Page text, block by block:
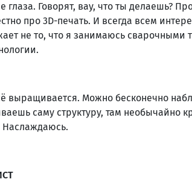
Говорят, вау, что ты делаешь?
про 3D-печать. И всегда всем
не то, что я занимаюсь сварочными
выращивается. Можно бесконечно
саму структуру, там необычайно
Наслаждаюсь.